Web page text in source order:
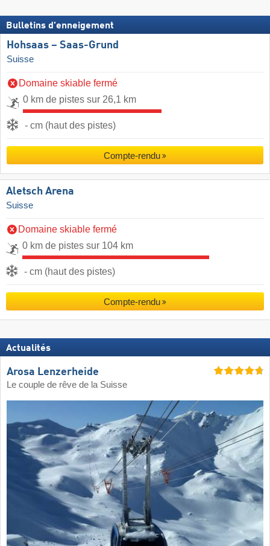
Bulletins d'enneigement
Hohsaas – Saas-Grund
Suisse
Domaine skiable fermé
0 km de pistes sur 26,1 km
- cm (haut des pistes)
Compte-rendu
Aletsch Arena
Suisse
Domaine skiable fermé
0 km de pistes sur 104 km
- cm (haut des pistes)
Compte-rendu
Actualités
Arosa Lenzerheide
Le couple de rêve de la Suisse